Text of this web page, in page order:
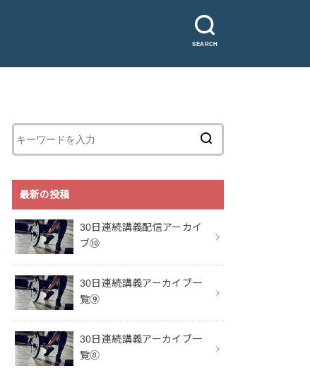
SEARCH
最新の投稿
30日連続講義配信アーカイ
ブ⑩
30日連続講義アーカイブ一
覧⑨
30日連続講義アーカイブ一
覧⑧